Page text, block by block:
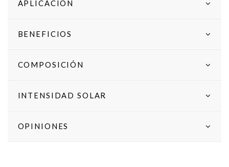
APLICACIÓN
BENEFICIOS
COMPOSICIÓN
INTENSIDAD SOLAR
OPINIONES